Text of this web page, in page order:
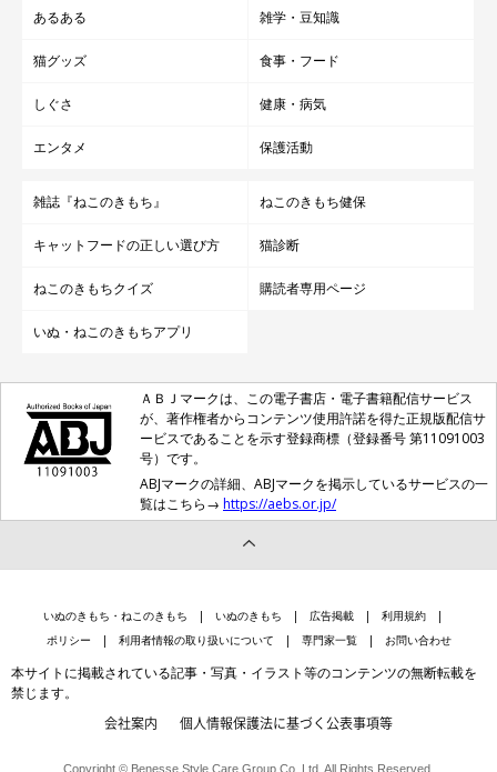
あるある 雑学・豆知識
猫グッズ 食事・フード
しぐさ 健康・病気
エンタメ 保護活動
雑誌『ねこのきもち』 ねこのきもち健保
キャットフードの正しい選び方 猫診断
ねこのきもちクイズ 購読者専用ページ
いぬ・ねこのきもちアプリ
ＡＢＪマークは、この電子書店・電子書籍配信サービス
が、著作権者からコンテンツ使用許諾を得た正規版配信サ
ービスであることを示す登録商標（登録番号 第11091003
号）です。
ABJマークの詳細、ABJマークを掲示しているサービスの一
覧はこちら→ https://aebs.or.jp/
いぬのきもち・ねこのきもち いぬのきもち 広告掲載
利用規約
ポリシー
利用者情報の取り扱いについて 専門家一覧 お問い合わせ
本サイトに掲載されている記事・写真・イラスト等のコンテンツの無断転載を
禁じます。
会社案内 個人情報保護法に基づく公表事項等
Copyright © Benesse Style Care Group Co.,Ltd. All Rights Reserved.